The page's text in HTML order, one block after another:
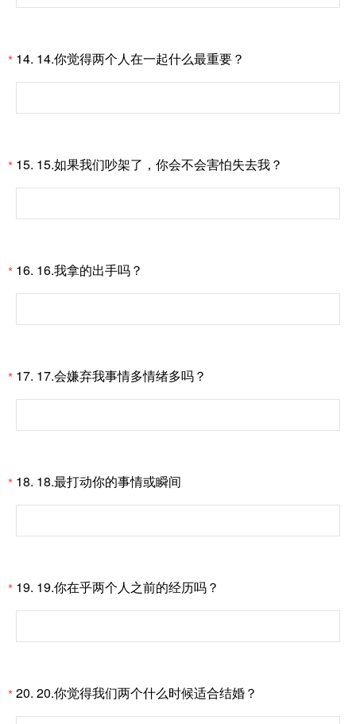
* 14. 14.你觉得两个人在一起什么最重要？
* 15. 15.如果我们吵架了，你会不会害怕失去我？
* 16. 16.我拿的出手吗？
* 17. 17.会嫌弃我事情多情绪多吗？
* 18. 18.最打动你的事情或瞬间
* 19. 19.你在乎两个人之前的经历吗？
*20. 20.你觉得我们两个什么时候适合结婚？